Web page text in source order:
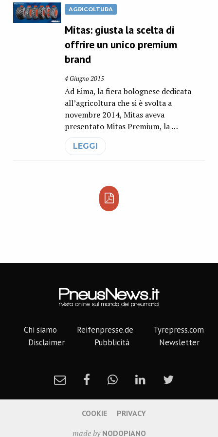
AGRICOLTURA
Mitas: giusta la scelta di
offrire un unico premium
brand
4 Giugno 2015
Ad Eima, la fiera bolognese dedicata
all’agricoltura che si è svolta a
novembre 2014, Mitas aveva
presentato Mitas Premium, la …
LEGGI
Chi siamo Reifenpresse.de
Tyrepress.com
Disclaimer
Pubblicità Newsletter
made by NODOPIANO
COOKIE PRIVACY